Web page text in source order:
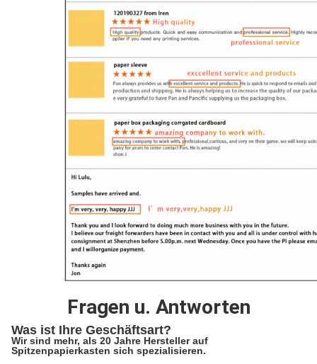
Fragen u. Antworten
Was ist Ihre Geschäftsart?
Wir sind mehr, als 20 Jahre Hersteller auf
Spitzenpapierkasten sich spezialisieren.